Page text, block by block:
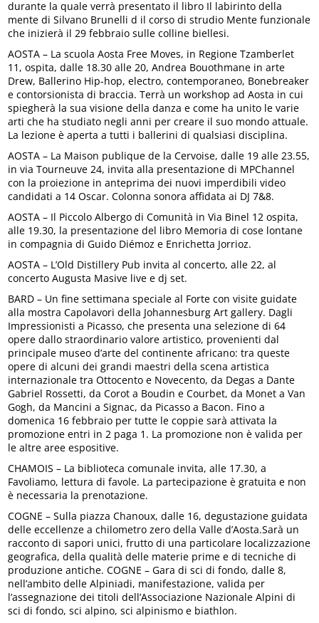
durante la quale verrà presentato il libro Il labirinto della
mente di Silvano Brunelli d il corso di strudio Mente funzionale
che inizierà il 29 febbraio sulle colline biellesi.
AOSTA – La scuola Aosta Free Moves, in Regione Tzamberlet
11, ospita, dalle 18.30 alle 20, Andrea Bouothmane in arte
Drew, Ballerino Hip-hop, electro, contemporaneo, Bonebreaker
e contorsionista di braccia. Terrà un workshop ad Aosta in cui
spiegherà la sua visione della danza e come ha unito le varie
arti che ha studiato negli anni per creare il suo mondo attuale.
La lezione è aperta a tutti i ballerini di qualsiasi disciplina.
AOSTA – La Maison publique de la Cervoise, dalle 19 alle 23.55,
in via Tourneuve 24, invita alla presentazione di MPChannel
con la proiezione in anteprima dei nuovi imperdibili video
candidati a 14 Oscar. Colonna sonora affidata ai DJ 7&8.
AOSTA – Il Piccolo Albergo di Comunità in Via Binel 12 ospita,
alle 19.30, la presentazione del libro Memoria di cose lontane
in compagnia di Guido Diémoz e Enrichetta Jorrioz.
AOSTA – L’Old Distillery Pub invita al concerto, alle 22, al
concerto Augusta Masive live e dj set.
BARD – Un fine settimana speciale al Forte con visite guidate
alla mostra Capolavori della Johannesburg Art gallery. Dagli
Impressionisti a Picasso, che presenta una selezione di 64
opere dallo straordinario valore artistico, provenienti dal
principale museo d’arte del continente africano: tra queste
opere di alcuni dei grandi maestri della scena artistica
internazionale tra Ottocento e Novecento, da Degas a Dante
Gabriel Rossetti, da Corot a Boudin e Courbet, da Monet a Van
Gogh, da Mancini a Signac, da Picasso a Bacon. Fino a
domenica 16 febbraio per tutte le coppie sarà attivata la
promozione entri in 2 paga 1. La promozione non è valida per
le altre aree espositive.
CHAMOIS – La biblioteca comunale invita, alle 17.30, a
Favoliamo, lettura di favole. La partecipazione è gratuita e non
è necessaria la prenotazione.
COGNE – Sulla piazza Chanoux, dalle 16, degustazione guidata
delle eccellenze a chilometro zero della Valle d’Aosta.Sarà un
racconto di sapori unici, frutto di una particolare localizzazione
geografica, della qualità delle materie prime e di tecniche di
produzione antiche. COGNE – Gara di sci di fondo, dalle 8,
nell’ambito delle Alpiniadi, manifestazione, valida per
l’assegnazione dei titoli dell’Associazione Nazionale Alpini di
sci di fondo, sci alpino, sci alpinismo e biathlon.